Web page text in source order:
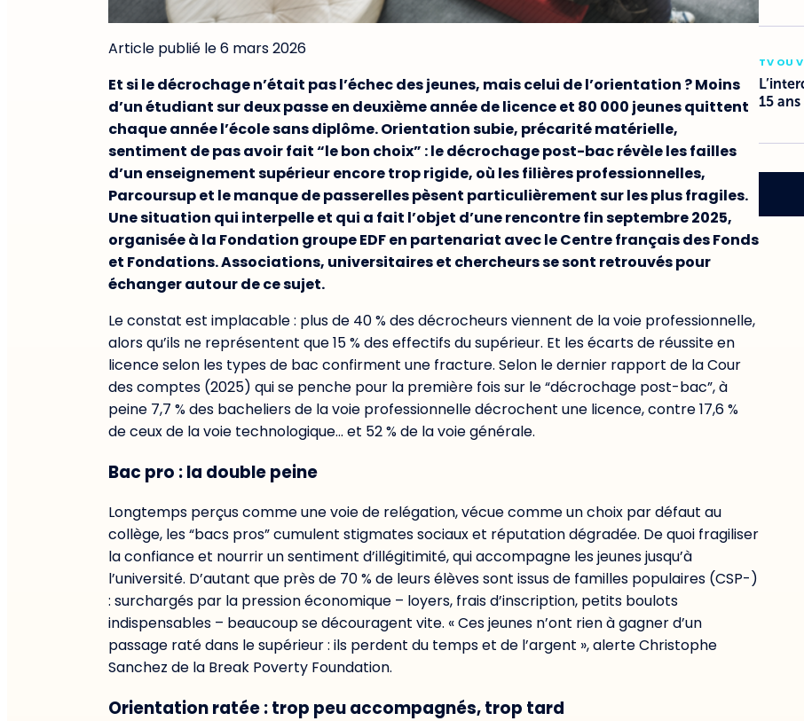
Article publié le 6 mars 2026
Et si le décrochage n’était pas l’échec des jeunes, mais celui de l’orientation ? Moins
d’un étudiant sur deux passe en deuxième année de licence et 80 000 jeunes quittent
chaque année l’école sans diplôme. Orientation subie, précarité matérielle,
sentiment de pas avoir fait “le bon choix” : le décrochage post-bac révèle les failles
d’un enseignement supérieur encore trop rigide, où les filières professionnelles,
Parcoursup et le manque de passerelles pèsent particulièrement sur les plus fragiles.
Une situation qui interpelle et qui a fait l’objet d’une rencontre fin septembre 2025,
organisée à la Fondation groupe EDF en partenariat avec le Centre français des Fonds
et Fondations. Associations, universitaires et chercheurs se sont retrouvés pour
échanger autour de ce sujet.
Le constat est implacable : plus de 40 % des décrocheurs viennent de la voie professionnelle,
alors qu’ils ne représentent que 15 % des effectifs du supérieur. Et les écarts de réussite en
licence selon les types de bac confirment une fracture. Selon le dernier rapport de la Cour
des comptes (2025) qui se penche pour la première fois sur le “décrochage post-bac”, à
peine 7,7 % des bacheliers de la voie professionnelle décrochent une licence, contre 17,6 %
de ceux de la voie technologique… et 52 % de la voie générale.
Bac pro : la double peine
Longtemps perçus comme une voie de relégation, vécue comme un choix par défaut au
collège, les “bacs pros” cumulent stigmates sociaux et réputation dégradée. De quoi fragiliser
la confiance et nourrir un sentiment d’illégitimité, qui accompagne les jeunes jusqu’à
l’université. D’autant que près de 70 % de leurs élèves sont issus de familles populaires (CSP-)
: surchargés par la pression économique – loyers, frais d’inscription, petits boulots
indispensables – beaucoup se découragent vite. « Ces jeunes n’ont rien à gagner d’un
passage raté dans le supérieur : ils perdent du temps et de l’argent », alerte Christophe
Sanchez de la Break Poverty Foundation.
Orientation ratée : trop peu accompagnés, trop tard
TV OU
15